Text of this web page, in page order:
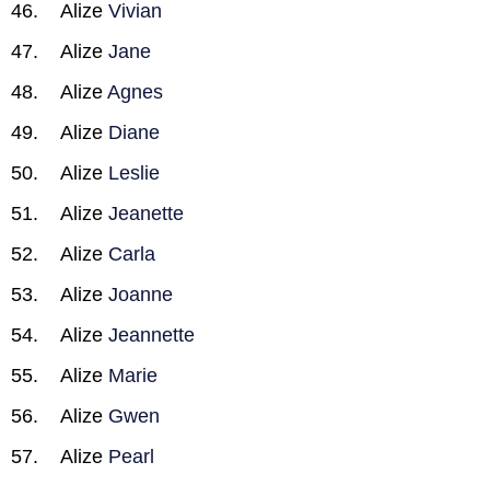
Alize Vivian
Alize Jane
Alize Agnes
Alize Diane
Alize Leslie
Alize Jeanette
Alize Carla
Alize Joanne
Alize Jeannette
Alize Marie
Alize Gwen
Alize Pearl